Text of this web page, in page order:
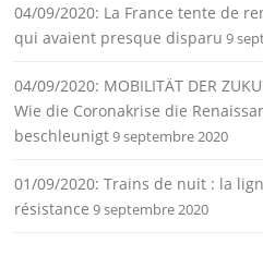
04/09/2020: La France tente de
qui avaient presque disparu 9
04/09/2020: MOBILITÄT DER
Wie die Coronakrise die
beschleunigt9 septembre 2020
01/09/2020: Trains de nuit : la
résistance 9 septembre 2020